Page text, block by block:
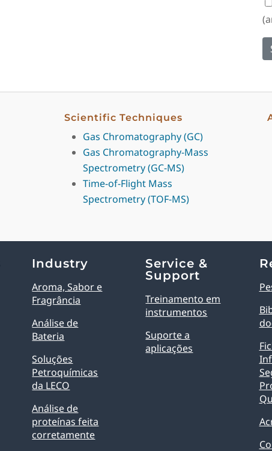
Scientific Techniques
Gas Chromatography (GC)
Gas Chromatography-Mass
Spectrometry (GC-MS)
Time-of-Flight Mass
Spectrometry (TOF-MS)
Industry
Aroma, Sabor e
Fragrância
Análise de
Bateria
Soluções
Petroquímicas
da LECO
Análise de
proteínas feita
corretamente
Service &
Support
Treinamento em
instrumentos
Suporte a
aplicações